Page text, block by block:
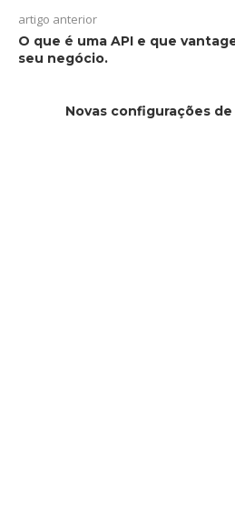
artigo anterior
O que é uma API e que
seu negócio.
Novas configurações